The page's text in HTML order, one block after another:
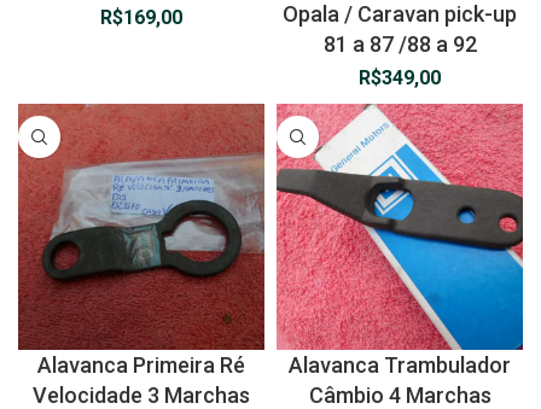
R$169,00
Opala / Caravan pick-up
81 a 87 /88 a 92
R$349,00
Alavanca Primeira Ré
Velocidade 3 Marchas
Alavanca Trambulador
Câmbio 4 Marchas